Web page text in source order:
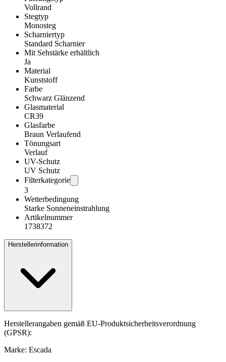
Vollrand
Stegtyp
Monosteg
Scharniertyp
Standard Scharnier
Mit Sehstärke erhältlich
Ja
Material
Kunststoff
Farbe
Schwarz Glänzend
Glasmaterial
CR39
Glasfarbe
Braun Verlaufend
Tönungsart
Verlauf
UV-Schutz
UV Schutz
Filterkategorie
3
Wetterbedingung
Starke Sonneneinstrahlung
Artikelnummer
1738372
Herstellerinformation
Herstellerangaben gemäß EU-Produktsicherheitsverordnung
(GPSR):
Marke: Escada